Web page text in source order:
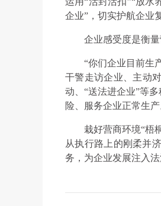
企业”，切实护航企业
企业感受度是衡
“你们企业目前生
干警走访企业、主动
动、“送法进企业”等
险、服务企业正常生产
栽好营商环境“梧
从执行路上的刚柔并
务，为企业发展注入